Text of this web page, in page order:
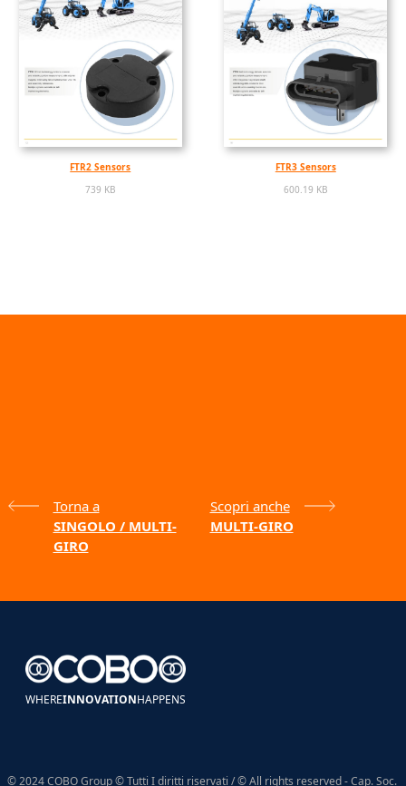
FTR2 Sensors
739 KB
FTR3 Sensors
600.19 KB
Torna a
SINGOLO / MULTI-
GIRO
Scopri anche
MULTI-GIRO
WHEREINNOVATIONHAPPENS
© 2024 COBO Group © Tutti I diritti riservati / © All rights reserved - Cap. Soc.